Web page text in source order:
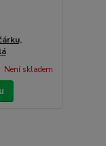
Není skladem